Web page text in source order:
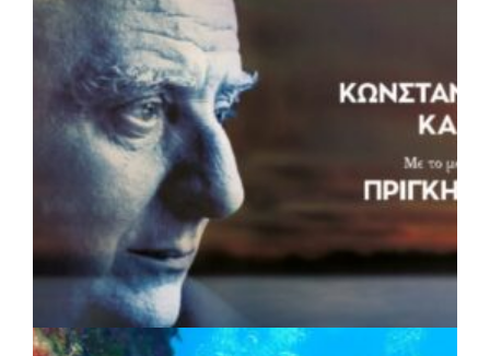
Αριστοτέλεια του Δήμου Αριστοτέλη
ΠΟΛΙΤΙΣΜΟΣ 04/08/2026 · 17:05